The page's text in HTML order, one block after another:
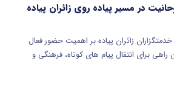
در مسیر پیاده‌ روی زائران پیاده
زائران پیاده بر اهمیت حضور فعال
برای انتقال پیام‌ های کوتاه، فرهنگی و